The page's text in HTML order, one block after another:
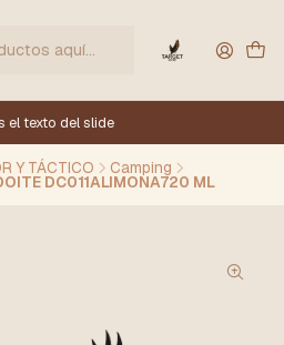
el texto del slide
Y TÁCTICO Camping
DC011ALIMONA720 ML